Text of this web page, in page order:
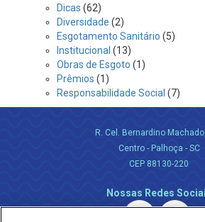
Dicas (62)
Diversidade (2)
Esgotamento Sanitário (5)
Institucional (13)
Obras de Esgoto (1)
Prêmios (1)
Responsabilidade Social (7)
R. Cel. Bernardino
Centro - Palhoça - SC
CEP 88130-220
Nossas Redes